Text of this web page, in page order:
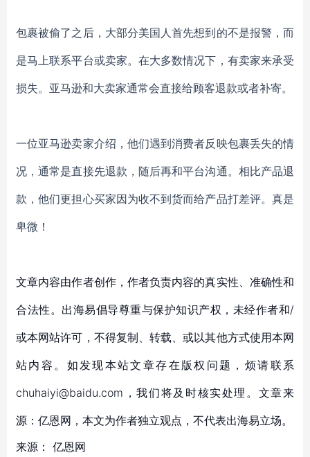
包裹被偷了之后，大部分美国人首先想到的不是报警，而
是马上联系平台或卖家。在大多数情况下，有卖家来承受
损失。亚马逊和大卖家通常会直接给顾客退款或者补寄。
一位亚马逊卖家介绍，他们遇到消费者反映包裹丢失的情
况，通常是直接先退款，随后再和平台沟通。相比产品退
款，他们更担心买家因为收不到货而给产品打差评。真是
卑微！
文章内容由作者创作，作者负责内容的真实性、准确性和
合法性。出海易倡导尊重与保护知识产权，未经作者和/
或本网站许可，不得复制、转载、或以其他方式使用本网
站内容。如发现本站文章存在版权问题，烦请联系
chuhaiyi@baidu.com，我们将及时核实处理。文章来
源：亿恩网，本文为作者独立观点，不代表出海易立场。
来源： 亿恩网